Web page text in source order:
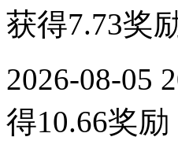
获得7.73奖
2026-08-05
得10.66奖励